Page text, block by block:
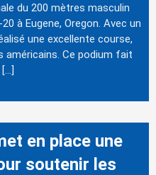
du 200 mètres masculin
à Eugene, Oregon. Avec un
une excellente course,
américains. Ce podium fait
en place une
soutenir les